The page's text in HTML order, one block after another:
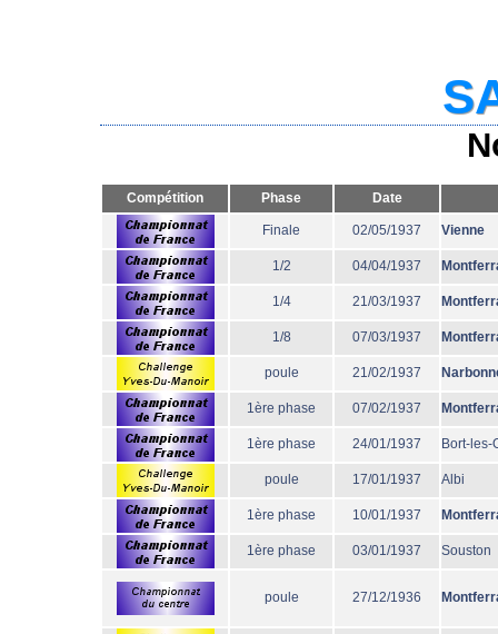
Compétition Phase Date
Finale 02/05/1937 Vienne
1/2 04/04/1937
1/4 21/03/1937
1/8 07/03/1937
poule 21/02/1937
1ère phase 07/02/1937
1ère phase 24/01/1937 Bort-les-
poule 17/01/1937 Albi
1ère phase 10/01/1937
1ère phase 03/01/1937 Souston
poule 27/12/1936